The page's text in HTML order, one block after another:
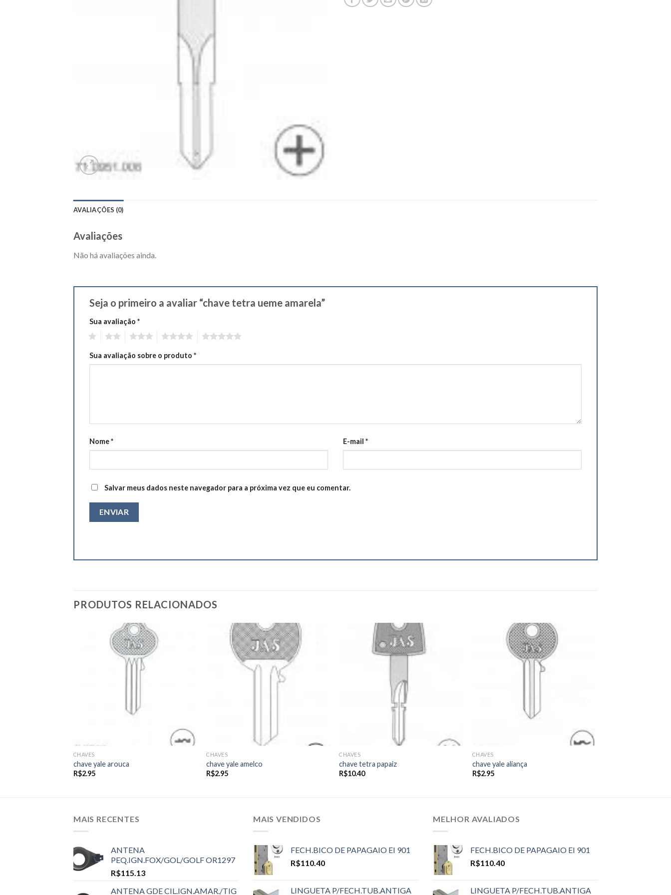
AVALIAÇÕES (0)
Avaliações
Não há avaliações ainda.
Seja o primeiro a avaliar “chave tetra ueme amarela”
Sua avaliação *
Sua avaliação sobre o produto *
Nome* E-mail *
Salvar meus dados neste navegador para a próxima vez que eu comentar.
PRODUTOS RELACIONADOS
CHAVES
chave yale arouca
R$2.95
CHAVES
chave yale amelco
R$2.95
CHAVES
chave tetra papaiz
R$10.40
CHAVES
chave yale aliança
R$2.95
MAIS RECENTES
ANTENA
PEQ.IGN.FOX/GOL/GOLF OR1297
R$115.13
ANTENA GDE CIL.IGN.AMAR./TIG
MAIS VENDIDOS
FECH.BICO DE PAPAGAIO EI 901
R$110.40
LINGUETA P/FECH.TUB.ANTIGA
MELHOR AVALIADOS
FECH.BICO DE PAPAGAIO EI 901
R$110.40
LINGUETA P/FECH.TUB.ANTIGA